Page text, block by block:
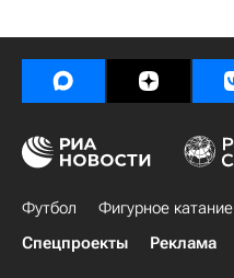
Футбол Фигурное катание
Спецпроекты
Реклама